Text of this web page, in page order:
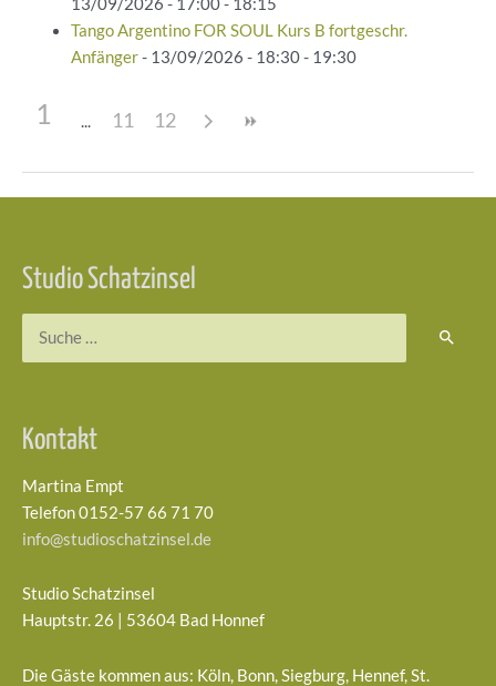
Tango Argentino FOR SOUL Kurs B fortgeschr.
Anfänger- 13/09/2026 - 18:30 - 19:30
1 11 12
Studio Schatzinsel
Kontakt
Martina Empt
Telefon 0152-57 66 71 70
info@studioschatzinsel.de
Studio Schatzinsel
Hauptstr. 26 | 53604 Bad Honnef
Die Gäste kommen aus: Köln, Bonn, Siegburg, Hennef, St.